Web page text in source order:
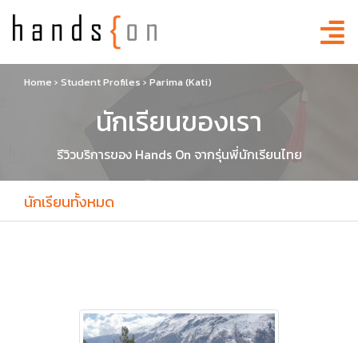
Home › Student Profiles › Parima (Kati)
นักเรียนของเรา
รีวิวบริการของ Hands On จากรุ่นพี่นักเรียนไทย
นักเรียนทั้งหมด